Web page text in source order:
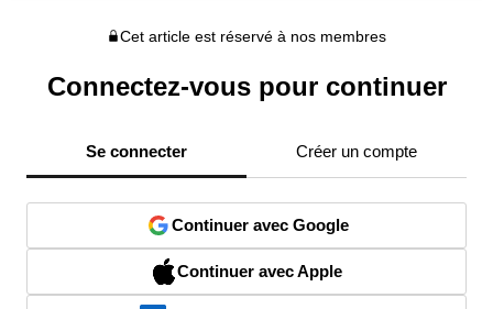
Cet article est réservé à nos membres
Connectez-vous pour continuer
Se connecter Créer un compte
Continuer avec Google
Continuer avec Apple